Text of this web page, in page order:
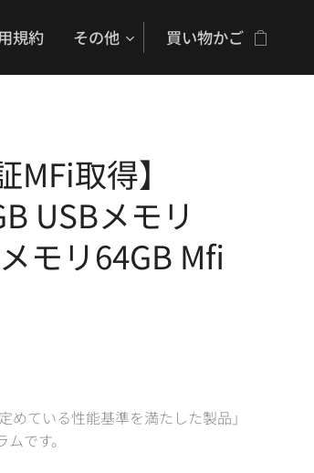
規約 その他 買い物かご
MFi取得】
USBメモリ
モリ64GB Mfi
めている性能基準を満たした製品」
です。